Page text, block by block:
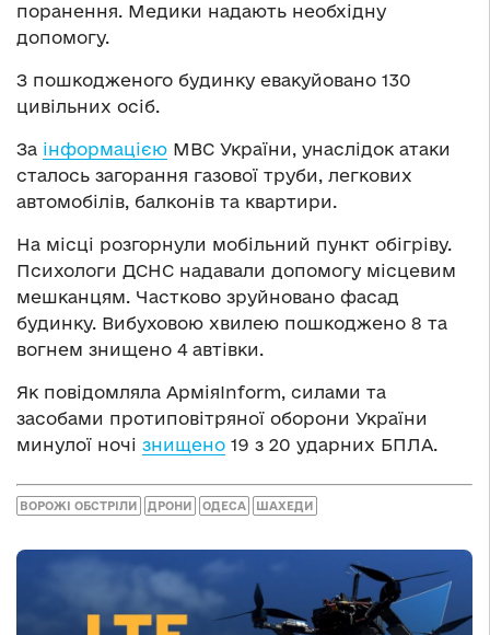
поранення. Медики надають необхідну
допомогу.
З пошкодженого будинку евакуйовано 130
цивільних осіб.
За інформацією МВС України, унаслідок атаки
сталось загорання газової труби, легкових
автомобілів, балконів та квартири.
На місці розгорнули мобільний пункт обігріву.
Психологи ДСНС надавали допомогу місцевим
мешканцям. Частково зруйновано фасад
будинку. Вибуховою хвилею пошкоджено 8 та
вогнем знищено 4 автівки.
Як повідомляла АрміяInform, силами та
засобами протиповітряної оборони України
минулої ночі знищено 19 з 20 ударних БПЛА.
ВОРОЖІ ОБСТРІЛИ ДРОНИ ОДЕСА ШАХЕДИ